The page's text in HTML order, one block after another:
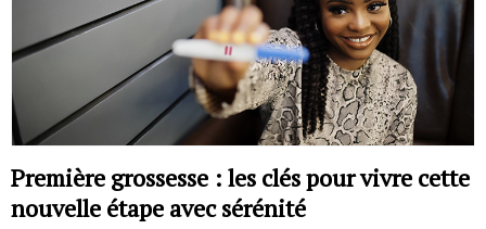
Première grossesse : les clés pour vivre cette
nouvelle étape avec sérénité